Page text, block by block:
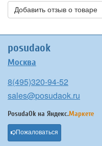
Добавить отзыв о товаре
posudaok
Москва
8(495)320-94-52
sales@posudaok.ru
PosudaOk на Яндекс.Маркете
Пожаловаться